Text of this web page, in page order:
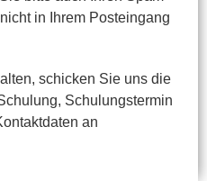
in Ihrem Posteingang
schicken Sie uns die
Schulungstermin
an